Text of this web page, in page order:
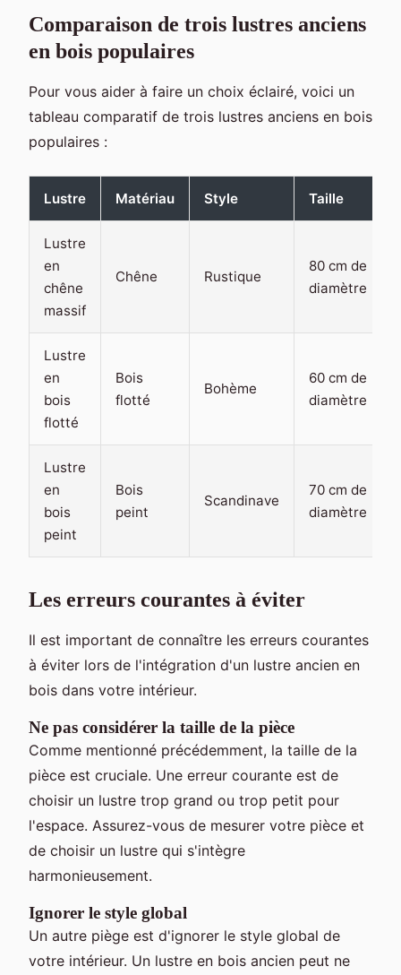
Comparaison de trois lustres anciens
en bois populaires
Pour vous aider à faire un choix éclairé, voici un
tableau comparatif de trois lustres anciens en bois
populaires :
Lustre Matériau Style Taille
Lustre
en
chêne
massif
Chêne Rustique
80 cm de
diamètre
Lustre
en
bois
flotté
Bois
flotté
Bohème
60 cm de
diamètre
Lustre
en
bois
peint
Bois
peint
Scandinave
70 cm de
diamètre
Les erreurs courantes à éviter
Il est important de connaître les erreurs courantes
à éviter lors de l'intégration d'un lustre ancien en
bois dans votre intérieur.
Ne pas considérer la taille de la pièce
Comme mentionné précédemment, la taille de la
pièce est cruciale. Une erreur courante est de
choisir un lustre trop grand ou trop petit pour
l'espace. Assurez-vous de mesurer votre pièce et
de choisir un lustre qui s'intègre
harmonieusement.
Ignorer le style global
Un autre piège est d'ignorer le style global de
votre intérieur. Un lustre en bois ancien peut ne